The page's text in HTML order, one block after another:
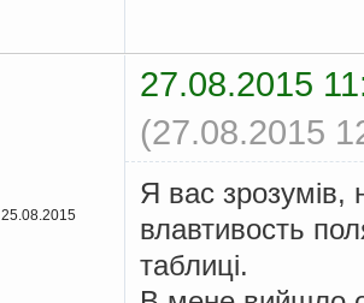
27.08.2015
(27.08.2015
25.08.2015
Я вас
влавтивость
таблиці.